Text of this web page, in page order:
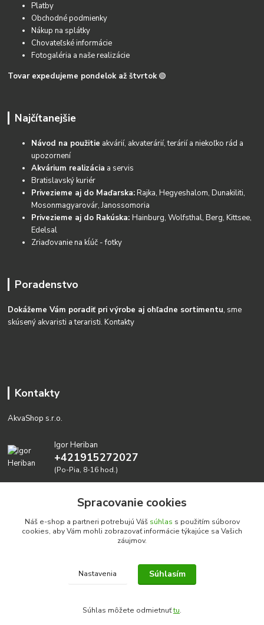
Platby
Obchodné podmienky
Nákup na splátky
Chovateľské informácie
Fotogaléria a naše realizácie
Tovar expedujeme pondelok až štvrtok 🟢
Najčítanejšie
Návod na použitie akvárií, akvaterárií, terárií a niekoľko rád a
upozornení
Akvárium realizácia a servis
Bratislavský kuriér
Privezieme aj do Maďarska:Rajka, Hegyeshalom, Dunakiliti,
Mosonmagyarovár, Janossomoria
Privezieme aj do Rakúska:Hainburg, Wolfsthal, Berg, Kittsee,
Edelsal
Zriaďovanie na kĺúč - fotky
Poradenstvo
Dokážeme Vám poradiť pri výrobe aj ohľadne sortimentu, sme
skúsený akvaristi a teraristi.Kontakty
Kontakty
AkvaShop s.r.o.
Igor Heriban
+421915272027
(Po-Pia, 8-16 hod.)
Realizujeme prírodné akvária: AkvaShop s.r.o. • IBAN:
SK3911000000002947087849
Spracovanie cookies
Náš e-shop a partneri potrebujú Váš súhlas s použitím súborov
cookies, aby Vám mohli zobrazovať informácie týkajúce sa Vašich
záujmov.
Nastavenia Súhlasím
Súhlas môžete odmietnuťtu.